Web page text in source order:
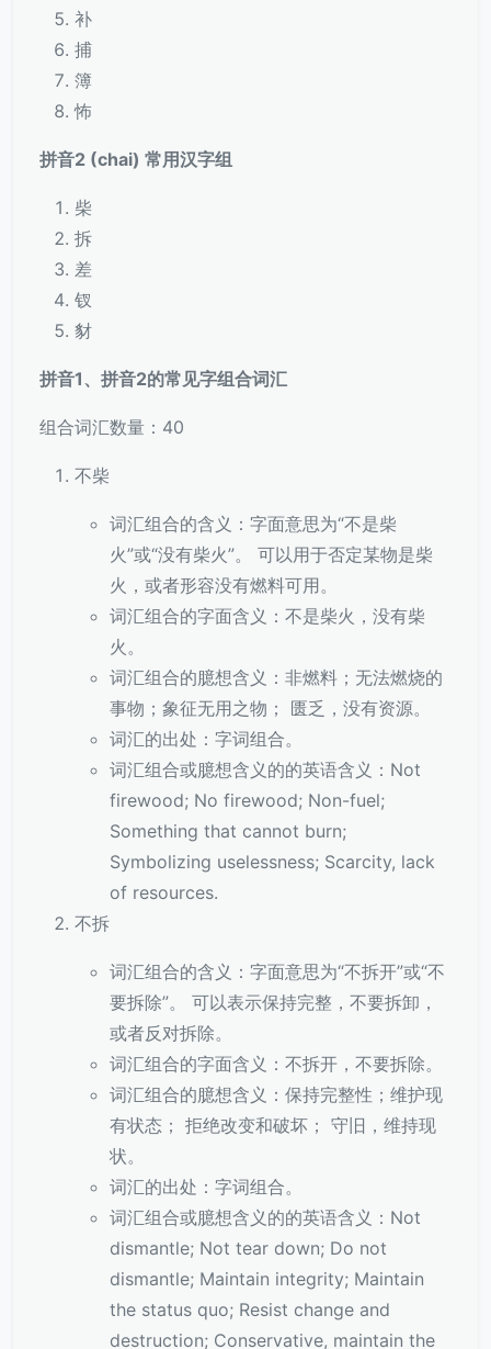
补
捕
簿
怖
拼音2 (chai) 常用汉字组
柴
拆
差
钗
豺
拼音1、拼音2的常见字组合词汇
组合词汇数量：40
不柴
词汇组合的含义：字面意思为“不是柴
火”或“没有柴火”。 可以用于否定某物是柴
火，或者形容没有燃料可用。
词汇组合的字面含义：不是柴火，没有柴
火。
词汇组合的臆想含义：非燃料；无法燃烧的
事物；象征无用之物； 匮乏，没有资源。
词汇的出处：字词组合。
词汇组合或臆想含义的的英语含义：Not
firewood; No firewood; Non-fuel;
Something that cannot burn;
Symbolizing uselessness; Scarcity, lack
of resources.
不拆
词汇组合的含义：字面意思为“不拆开”或“不
要拆除”。 可以表示保持完整，不要拆卸，
或者反对拆除。
词汇组合的字面含义：不拆开，不要拆除。
词汇组合的臆想含义：保持完整性；维护现
有状态； 拒绝改变和破坏； 守旧，维持现
状。
词汇的出处：字词组合。
词汇组合或臆想含义的的英语含义：Not
dismantle; Not tear down; Do not
dismantle; Maintain integrity; Maintain
the status quo; Resist change and
destruction; Conservative, maintain the